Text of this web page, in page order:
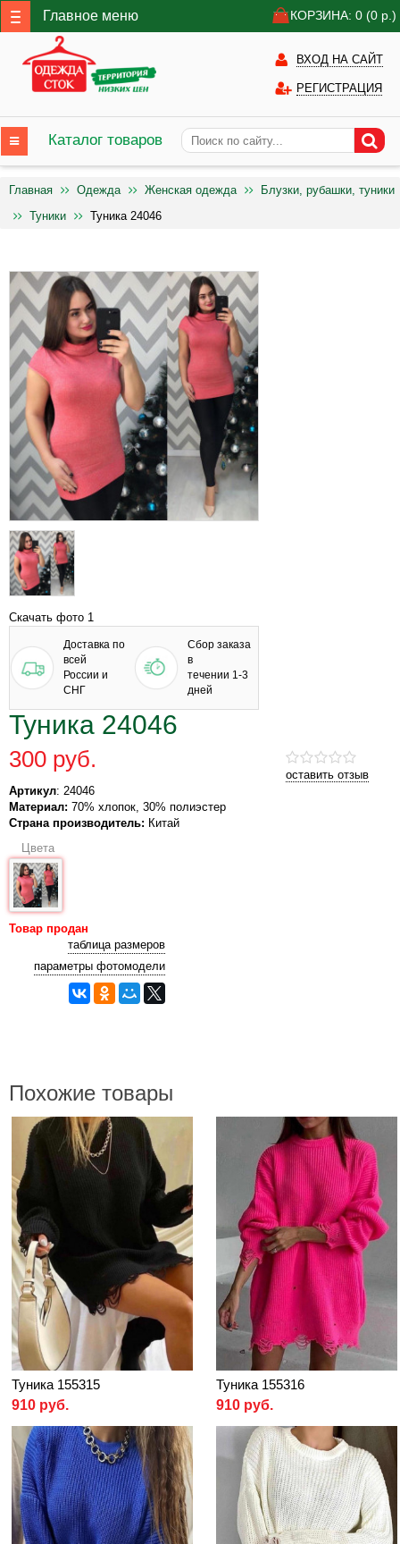
Главное меню КОРЗИНА: 0 (0 р.)
ВХОД НА САЙТ
РЕГИСТРАЦИЯ
Каталог товаров
Главная Одежда Женская одежда
Блузки, рубашки, туники
Туники
Туника 24046
Скачать фото 1
Доставка по
всей
России и
СНГ
Сбор заказа
в
течении 1-3
дней
Туника 24046
оставить отзыв
300 руб.
Артикул: 24046
Материал: 70% хлопок, 30% полиэстер
Страна производитель: Китай
Цвета
Товар продан
таблица размеров
параметры фотомодели
Похожие товары
Туника 155315
910 руб.
Туника 155316
910 руб.